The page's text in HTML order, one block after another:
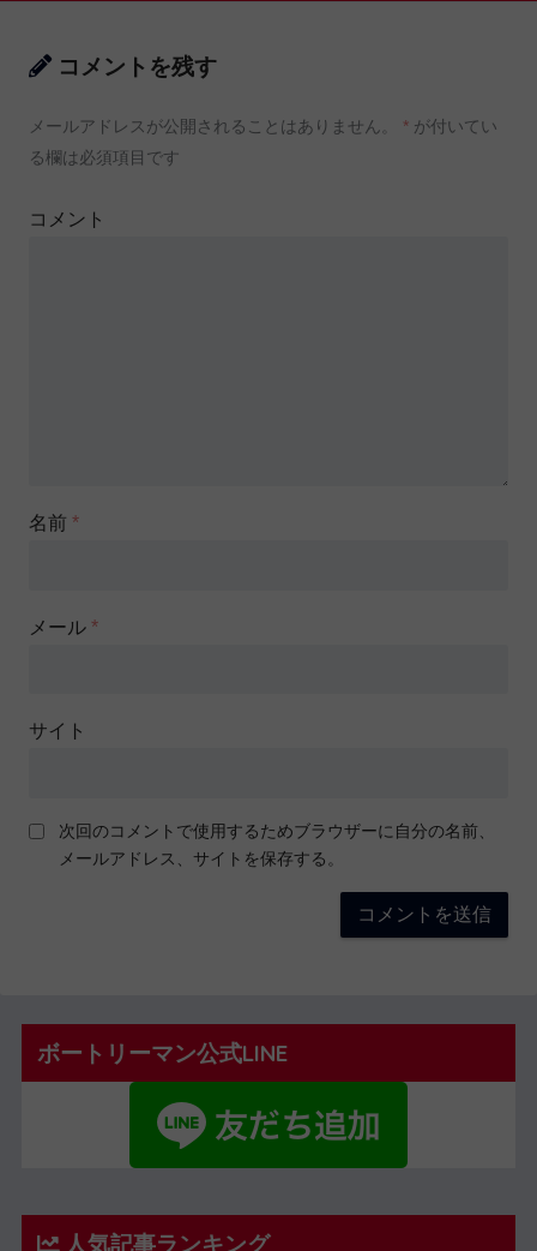
コメントを残す
メールアドレスが公開されることはありません。 * が付いてい
る欄は必須項目です
コメント
名前 *
メール *
サイト
次回のコメントで使用するためブラウザーに自分の名前、
メールアドレス、サイトを保存する。
ボートリーマン公式LINE
人気記事ランキング